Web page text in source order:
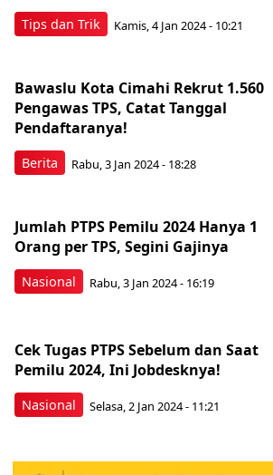
Tips dan Trik Kamis, 4 Jan 2024 - 10:21
Berita
Bawaslu Kota Cimahi Rekrut 1.560
Pengawas TPS, Catat Tanggal
Pendaftaranya!
Rabu, 3 Jan 2024 - 18:28
Nasional
Jumlah PTPS Pemilu 2024 Hanya 1
Orang per TPS, Segini Gajinya
Rabu, 3 Jan 2024 - 16:19
Nasional
Cek Tugas PTPS Sebelum dan Saat
Pemilu 2024, Ini Jobdesknya!
Selasa, 2 Jan 2024 - 11:21